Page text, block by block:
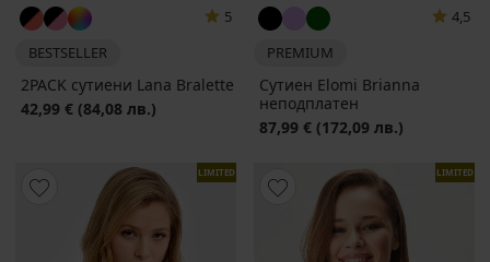
5
BESTSELLER
2PACK сутиени Lanа Bralette
42,99 € (84,08 лв.)
4,5
PREMIUM
Сутиен Elomi Brianna
неподплатен
87,99 € (172,09 лв.)
LIMITED LIMITED